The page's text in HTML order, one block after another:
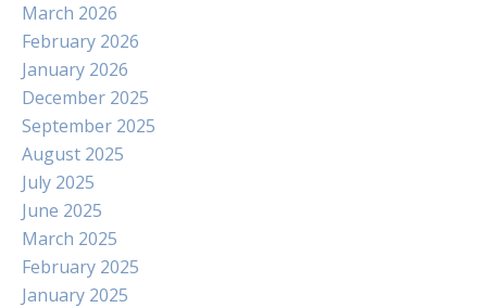
March 2026
February 2026
January 2026
December 2025
September 2025
August 2025
July 2025
June 2025
March 2025
February 2025
January 2025